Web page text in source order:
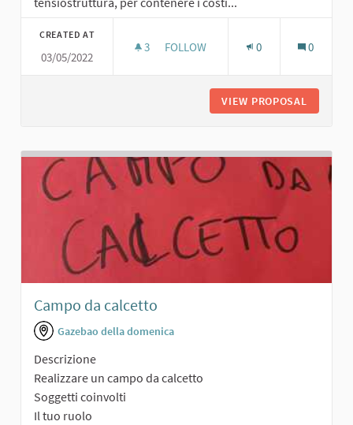
CREATED AT
03/05/2022
3 3 FOLLOWERS
FOLLOW 0 0
VIEW PROPOSAL
Campo da calcetto
Gazebao della domenica
Descrizione
Realizzare un campo da calcetto
Soggetti coinvolti
Il tuo ruolo